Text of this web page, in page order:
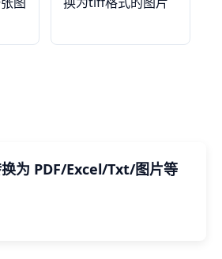
为 PDF/Excel/Txt/图片等